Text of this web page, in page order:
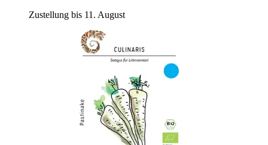
Zustellung bis 11. August